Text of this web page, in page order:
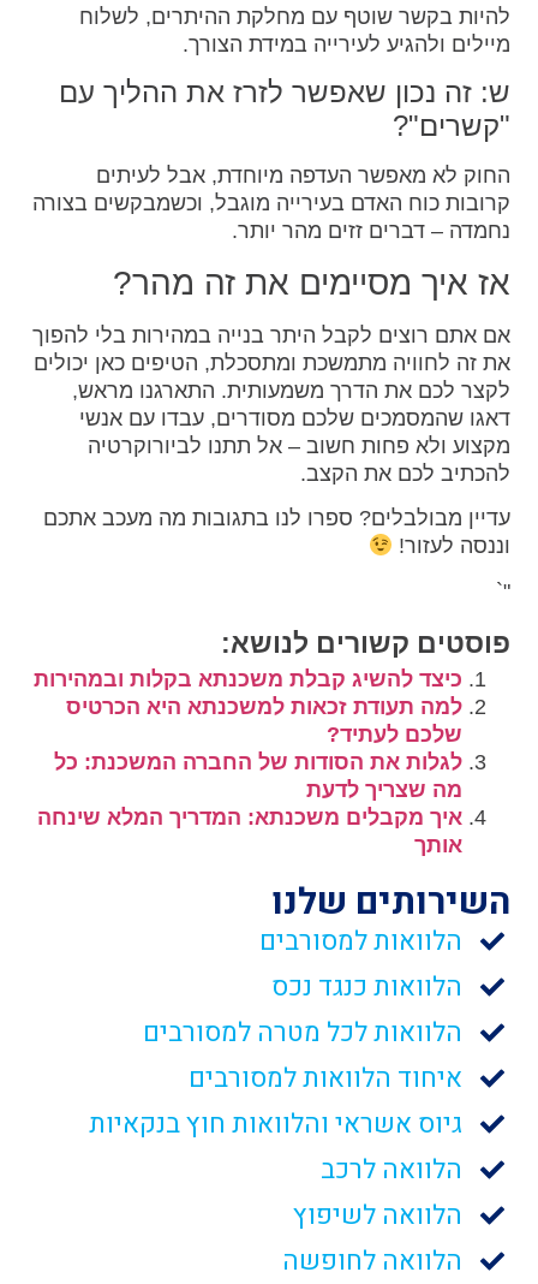
להיות בקשר שוטף עם מחלקת ההיתרים, לשלוח
מיילים ולהגיע לעירייה במידת הצורך.
ש: זה נכון שאפשר לזרז את ההליך עם
"קשרים"?
החוק לא מאפשר העדפה מיוחדת, אבל לעיתים
קרובות כוח האדם בעירייה מוגבל, וכשמבקשים בצורה
נחמדה – דברים זזים מהר יותר.
אז איך מסיימים את זה מהר?
אם אתם רוצים לקבל היתר בנייה במהירות בלי להפוך
את זה לחוויה מתמשכת ומתסכלת, הטיפים כאן יכולים
לקצר לכם את הדרך משמעותית. התארגנו מראש,
דאגו שהמסמכים שלכם מסודרים, עבדו עם אנשי
מקצוע ולא פחות חשוב – אל תתנו לביורוקרטיה
להכתיב לכם את הקצב.
עדיין מבולבלים? ספרו לנו בתגובות מה מעכב אתכם
וננסה לעזור!
"`
פוסטים קשורים לנושא:
כיצד להשיג קבלת משכנתא בקלות ובמהירות
למה תעודת זכאות למשכנתא היא הכרטיס
שלכם לעתיד?
לגלות את הסודות של החברה המשכנת: כל
מה שצריך לדעת
איך מקבלים משכנתא: המדריך המלא שינחה
אותך
השירותים שלנו
הלוואות למסורבים
הלוואות כנגד נכס
הלוואות לכל מטרה למסורבים
איחוד הלוואות למסורבים
גיוס אשראי והלוואות חוץ בנקאיות
הלוואה לרכב
הלוואה לשיפוץ
הלוואה לחופשה